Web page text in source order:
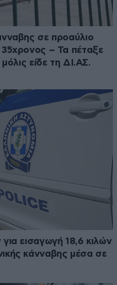
σε προαύλιο
– Τα πέταξε
είδε τη ΔΙ.ΑΣ.
εισαγωγή 18,6 κιλών
κάνναβης μέσα σε